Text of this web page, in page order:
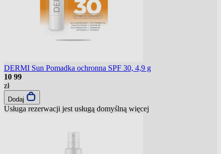
DERMI Sun Pomadka ochronna SPF 30, 4,9 g
10 99
zł
Dodaj
Usługa rezerwacji jest usługą domyślną więcej